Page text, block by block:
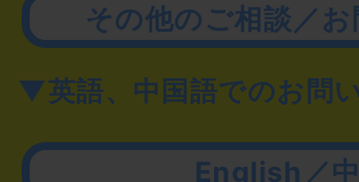
その他のご相談／
▼英語、中国語でのお問
English／